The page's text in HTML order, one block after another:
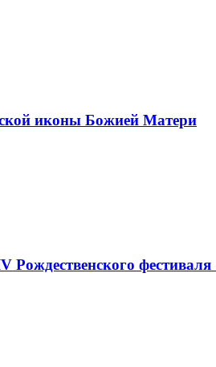
иконы Божией Матери
фестиваля